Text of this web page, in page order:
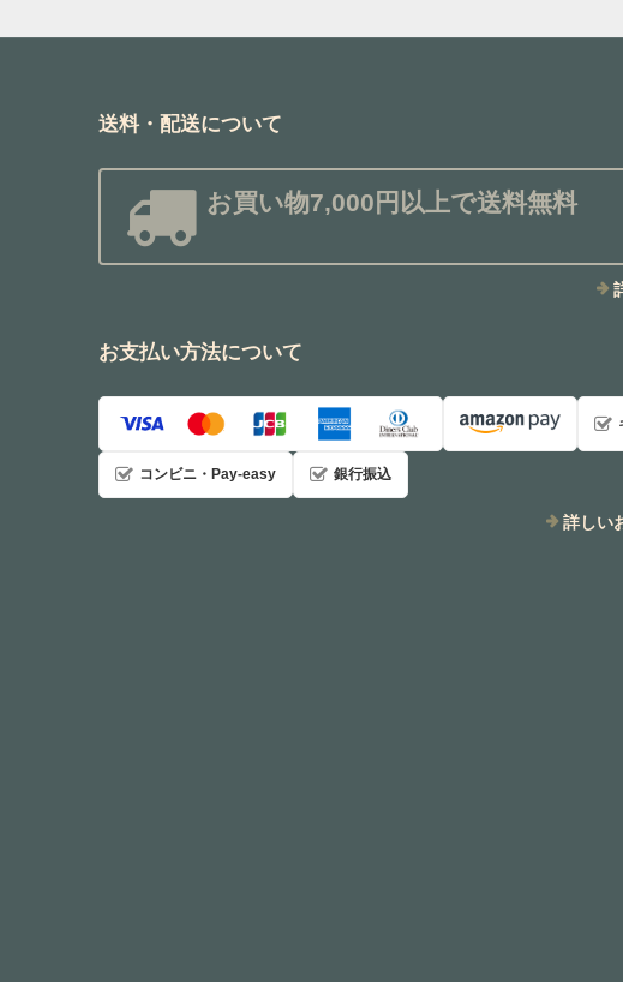
送料・配送について
お買い物7,000円以上で送料無料
お支払い方法について
コンビニ・Pay-easy 銀行振込
詳しい